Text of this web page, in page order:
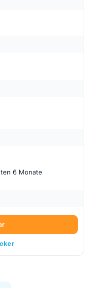
6 Monate